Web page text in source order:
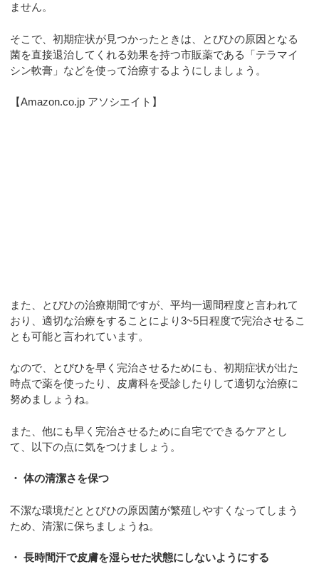
ません。
そこで、初期症状が見つかったときは、とびひの原因となる
菌を直接退治してくれる効果を持つ市販薬である「テラマイ
シン軟膏」などを使って治療するようにしましょう。
【Amazon.co.jp アソシエイト】
また、とびひの治療期間ですが、平均一週間程度と言われて
おり、適切な治療をすることにより3~5日程度で完治させるこ
とも可能と言われています。
なので、とびひを早く完治させるためにも、初期症状が出た
時点で薬を使ったり、皮膚科を受診したりして適切な治療に
努めましょうね。
また、他にも早く完治させるために自宅でできるケアとし
て、以下の点に気をつけましょう。
・ 体の清潔さを保つ
不潔な環境だととびひの原因菌が繁殖しやすくなってしまう
ため、清潔に保ちましょうね。
・ 長時間汗で皮膚を湿らせた状態にしないようにする